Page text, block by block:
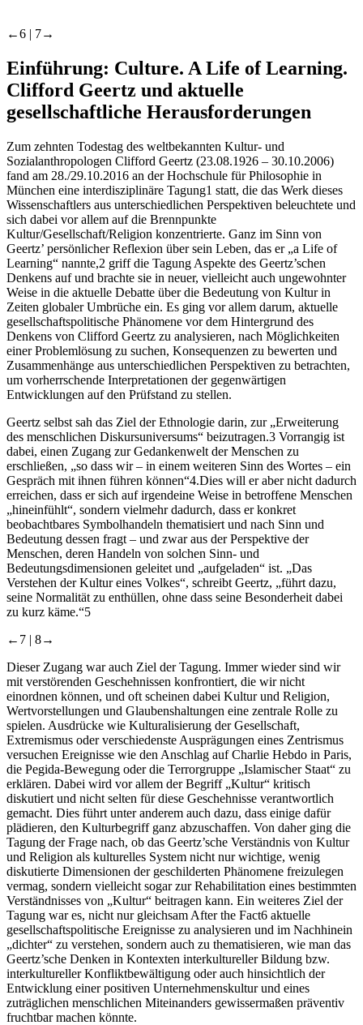
←6 | 7→
Einführung: Culture. A Life of Learning.
Clifford Geertz und aktuelle
gesellschaftliche Herausforderungen
Zum zehnten Todestag des weltbekannten Kultur- und
Sozialanthropologen Clifford Geertz (23.08.1926 – 30.10.2006)
fand am 28./29.10.2016 an der Hochschule für Philosophie in
München eine interdisziplinäre Tagung1 statt, die das Werk dieses
Wissenschaftlers aus unterschiedlichen Perspektiven beleuchtete und
sich dabei vor allem auf die Brennpunkte
Kultur/Gesellschaft/Religion konzentrierte. Ganz im Sinn von
Geertz’ persönlicher Reflexion über sein Leben, das er „a Life of
Learning“ nannte,2 griff die Tagung Aspekte des Geertz’schen
Denkens auf und brachte sie in neuer, vielleicht auch ungewohnter
Weise in die aktuelle Debatte über die Bedeutung von Kultur in
Zeiten globaler Umbrüche ein. Es ging vor allem darum, aktuelle
gesellschaftspolitische Phänomene vor dem Hintergrund des
Denkens von Clifford Geertz zu analysieren, nach Möglichkeiten
einer Problemlösung zu suchen, Konsequenzen zu bewerten und
Zusammenhänge aus unterschiedlichen Perspektiven zu betrachten,
um vorherrschende Interpretationen der gegenwärtigen
Entwicklungen auf den Prüfstand zu stellen.
Geertz selbst sah das Ziel der Ethnologie darin, zur „Erweiterung
des menschlichen Diskursuniversums“ beizutragen.3 Vorrangig ist
dabei, einen Zugang zur Gedankenwelt der Menschen zu
erschließen, „so dass wir – in einem weiteren Sinn des Wortes – ein
Gespräch mit ihnen führen können“4.Dies will er aber nicht dadurch
erreichen, dass er sich auf irgendeine Weise in betroffene Menschen
„hineinfühlt“, sondern vielmehr dadurch, dass er konkret
beobachtbares Symbolhandeln thematisiert und nach Sinn und
Bedeutung dessen fragt – und zwar aus der Perspektive der
Menschen, deren Handeln von solchen Sinn- und
Bedeutungsdimensionen geleitet und „aufgeladen“ ist. „Das
Verstehen der Kultur eines Volkes“, schreibt Geertz, „führt dazu,
seine Normalität zu enthüllen, ohne dass seine Besonderheit dabei
zu kurz käme.“5
←7 | 8→
Dieser Zugang war auch Ziel der Tagung. Immer wieder sind wir
mit verstörenden Geschehnissen konfrontiert, die wir nicht
einordnen können, und oft scheinen dabei Kultur und Religion,
Wertvorstellungen und Glaubenshaltungen eine zentrale Rolle zu
spielen. Ausdrücke wie Kulturalisierung der Gesellschaft,
Extremismus oder verschiedenste Ausprägungen eines Zentrismus
versuchen Ereignisse wie den Anschlag auf Charlie Hebdo in Paris,
die Pegida-Bewegung oder die Terrorgruppe „Islamischer Staat“ zu
erklären. Dabei wird vor allem der Begriff „Kultur“ kritisch
diskutiert und nicht selten für diese Geschehnisse verantwortlich
gemacht. Dies führt unter anderem auch dazu, dass einige dafür
plädieren, den Kulturbegriff ganz abzuschaffen. Von daher ging die
Tagung der Frage nach, ob das Geertz’sche Verständnis von Kultur
und Religion als kulturelles System nicht nur wichtige, wenig
diskutierte Dimensionen der geschilderten Phänomene freizulegen
vermag, sondern vielleicht sogar zur Rehabilitation eines bestimmten
Verständnisses von „Kultur“ beitragen kann. Ein weiteres Ziel der
Tagung war es, nicht nur gleichsam After the Fact6 aktuelle
gesellschaftspolitische Ereignisse zu analysieren und im Nachhinein
„dichter“ zu verstehen, sondern auch zu thematisieren, wie man das
Geertz’sche Denken in Kontexten interkultureller Bildung bzw.
interkultureller Konfliktbewältigung oder auch hinsichtlich der
Entwicklung einer positiven Unternehmenskultur und eines
zuträglichen menschlichen Miteinanders gewissermaßen präventiv
fruchtbar machen könnte.